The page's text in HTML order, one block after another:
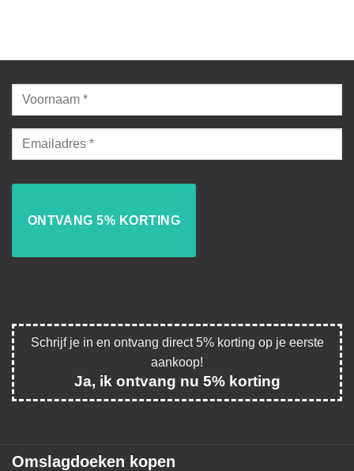
Schrijf je in en ontvang direct 5% korting op je eerste
aankoop!
Ja, ik ontvang nu 5% korting
Omslagdoeken kopen